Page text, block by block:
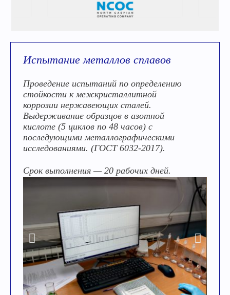
Испытание металлов сплавов
Проведение испытаний по определению
стойкости к межкристаллитной
коррозии нержавеющих сталей.
Выдерживание образцов в азотной
кислоте (5 циклов по 48 часов) с
последующими металлографическими
исследованиями. (ГОСТ 6032-2017).
Срок выполнения — 20 рабочих дней.